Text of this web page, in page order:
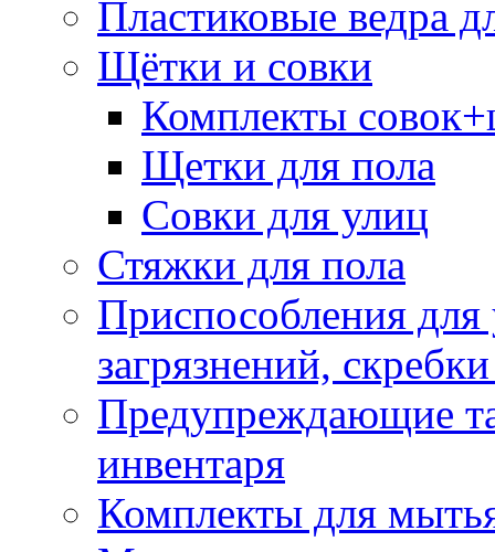
Пластиковые ведра
Щётки и совки
Комплекты
Щетки для пола
Совки для улиц
Стяжки для пола
Приспособления
загрязнений,
Предупреждающие
инвентаря
Комплекты для